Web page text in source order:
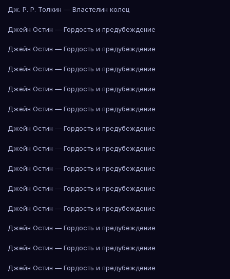
Дж. Р. Р. Толкин — Властелин колец
Джейн Остин — Гордость и предубеждение
Джейн Остин — Гордость и предубеждение
Джейн Остин — Гордость и предубеждение
Джейн Остин — Гордость и предубеждение
Джейн Остин — Гордость и предубеждение
Джейн Остин — Гордость и предубеждение
Джейн Остин — Гордость и предубеждение
Джейн Остин — Гордость и предубеждение
Джейн Остин — Гордость и предубеждение
Джейн Остин — Гордость и предубеждение
Джейн Остин — Гордость и предубеждение
Джейн Остин — Гордость и предубеждение
Джейн Остин — Гордость и предубеждение